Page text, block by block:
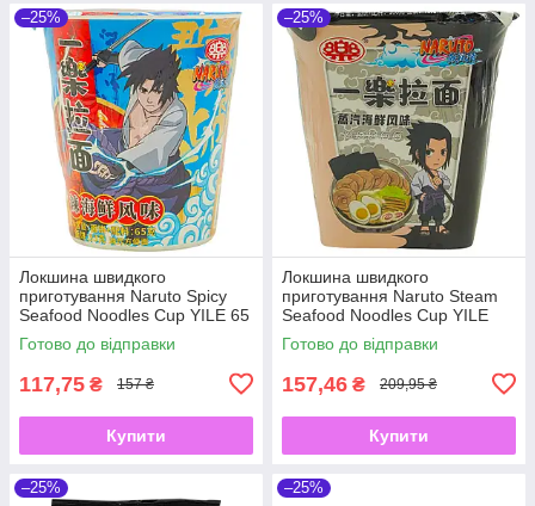
–25%
Локшина швидкого
приготування Naruto Spicy
Seafood Noodles Cup YILE 65
гГотово до відправки
117,75 ₴ 157 ₴
Купити
–25%
Локшина швидкого
приготування Naruto Steam
Seafood Noodles Cup YILE
100 г
Готово до відправки
157,46 ₴ 209,95 ₴
Купити
–25% –25%